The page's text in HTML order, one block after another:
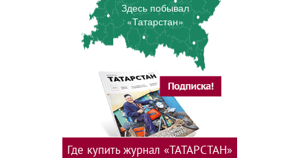
Здесь побывал
«Татарстан»
Где купить журнал «ТАТАРСТАН»